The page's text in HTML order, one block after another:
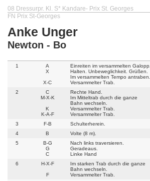
08 Dressurpr. Kl. S* Kandare- Prix St. Georges
FN Prix St-Georges
Anke Unger
Newton - Bo
1
A
X
X-C
Einreiten im versammelten Galopp.
Halten. Unbeweglichkeit. Grüßen.
Im versammelten Tempo antraben.
Versammelter Trab.
2
C
M-X-K
K
K-A-F
Rechte Hand.
Im Mitteltrab durch die ganze
Bahn wechseln.
Versammelter Trab.
Versammelter Trab.
3 F-B Schulterherein.
4
B Volte (8 m).
5
B-G
G
C
Nach links traversieren.
Geradeaus.
Linke Hand
6
H-X-F
F
Im starken Trab durch die ganze
Bahn wechseln.
Versammelter Trab.